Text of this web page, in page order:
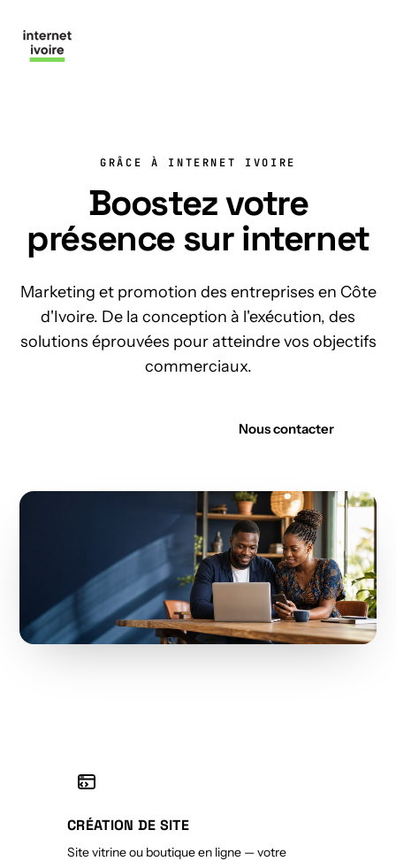
GRÂCE À INTERNET IVOIRE
Boostez votre
présence sur internet
Marketing et promotion des entreprises en Côte
d'Ivoire. De la conception à l'exécution, des
solutions éprouvées pour atteindre vos objectifs
commerciaux.
Nous contacter
CRÉATION DE SITE
Site vitrine ou boutique en ligne — votre